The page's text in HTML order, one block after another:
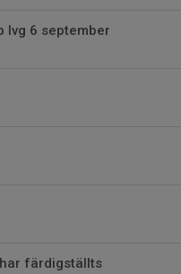
lvg 6 september
färdigställts